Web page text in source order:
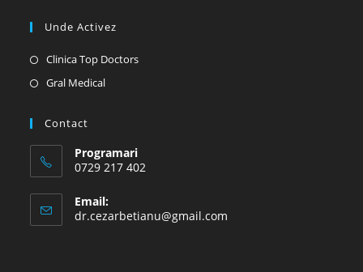
Unde Activez
Clinica Top DoctorsOpens
Gral MedicalOpens
tab
Contact
Programari
0729 217 402
Email:
dr.cezarbetianu@gmail.com